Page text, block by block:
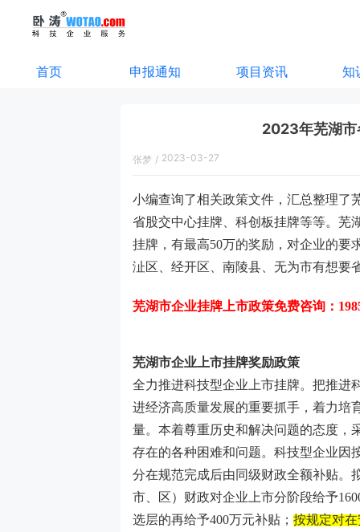
首页 申报通知 项目资讯 知
2023年芜湖市
张梦 / 2023-03-27
小编查询了相关政策文件，汇总整理了
省股交中心挂牌、科创板挂牌等等。芜
挂牌，有最高50万的奖励，对企业的要
沚区、经开区、南陵县、无为市有想要
芜湖市企业挂牌上市政策免费咨询：
芜湖市企业上市挂牌奖励政策
全力推进科技型企业上市挂牌。把推进
进经济高质量发展的重要抓手，着力培
量。本着尊重历史和解决问题的态度，
存在的各种困难和问题。科技型企业因
分在规范完成后由同级财政全额补贴。
市、区）财政对企业上市分阶段给予
选层的再给予400万元补贴； 按规定对